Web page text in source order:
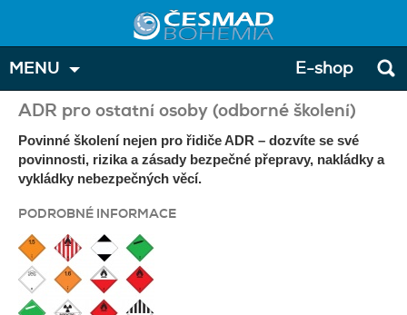
ADR pro ostatní osoby (odborné školení)
Povinné školení nejen pro řidiče ADR – dozvíte se své
povinnosti, rizika a zásady bezpečné přepravy, nakládky a
vykládky nebezpečných věcí.
PODROBNÉ INFORMACE
MENU E-shop